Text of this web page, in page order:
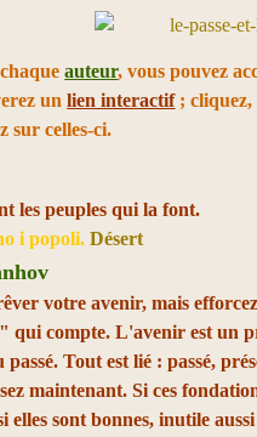
auteur, vous pouvez
unlien interactif; cliquez,
sur celles-ci.
les peuples qui la font.
i popoli.Désert
votre avenir, mais
qui compte. L'avenir est un
passé. Tout est lié : passé,
maintenant. Si ces
elles sont bonnes, inutile